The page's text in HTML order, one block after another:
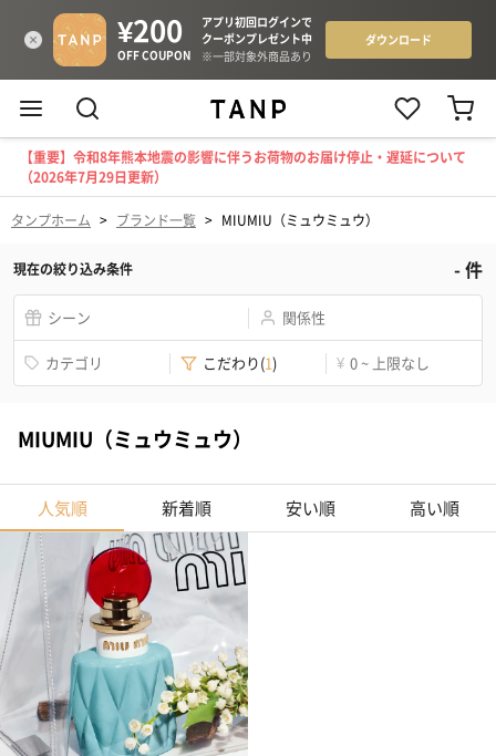
【重要】令和8年熊本地震の影響に伴うお荷物のお届け停止・遅延について
（2026年7月29日更新）
タンプホーム > ブランド一覧 > MIUMIU（ミュウミュウ）
現在の絞り込み条件 -件
シーン 関係性
カテゴリ こだわり(1) ¥ 0 ~ 上限なし
MIUMIU（ミュウミュウ）
人気順 新着順 安い順 高い順